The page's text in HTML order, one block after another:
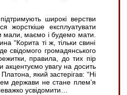
широкі верстви
жорсткіше експлуатувати
мали, маємо і будемо мати.
“Корита ті ж, тільки свині
свідомого громадянського
правила, до тих пір
акцентуємо увагу на досить
Платона, який застерігав: “Ні
держави не стане плем’я
усвідомити…